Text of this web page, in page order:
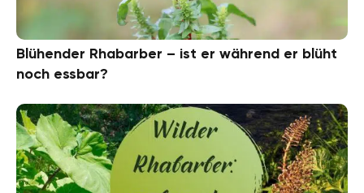
Blühender Rhabarber – ist er während er blüht
noch essbar?